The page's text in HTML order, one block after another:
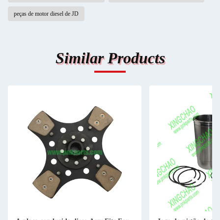
peças de motor diesel de JD
Similar Products